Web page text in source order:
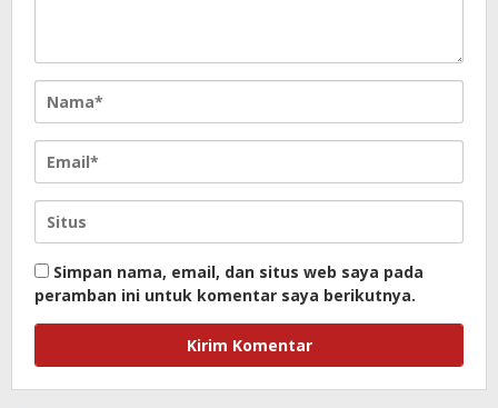
Simpan nama, email, dan situs web saya pada
peramban ini untuk komentar saya berikutnya.